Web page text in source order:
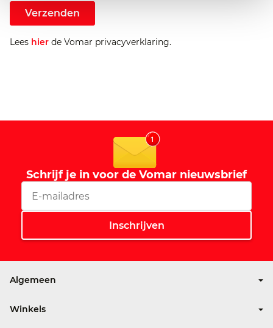
Verzenden
Lees hier de Vomar privacyverklaring.
Schrijf je in voor de Vomar nieuwsbrief
Algemeen
Winkels